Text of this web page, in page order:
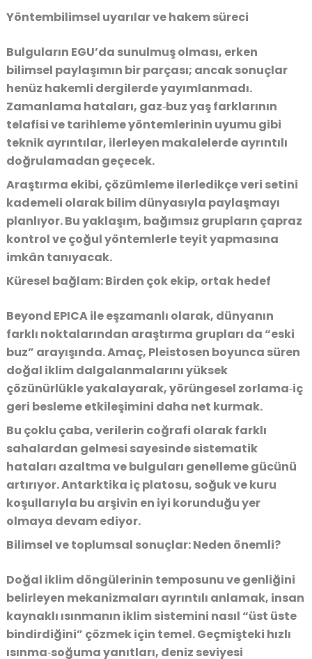
Yöntembilimsel uyarılar ve hakem süreci
Bulguların EGU’da sunulmuş olması, erken
bilimsel paylaşımın bir parçası; ancak sonuçlar
henüz hakemli dergilerde yayımlanmadı.
Zamanlama hataları, gaz‑buz yaş farklarının
telafisi ve tarihleme yöntemlerinin uyumu gibi
teknik ayrıntılar, ilerleyen makalelerde ayrıntılı
doğrulamadan geçecek.
Araştırma ekibi, çözümleme ilerledikçe veri setini
kademeli olarak bilim dünyasıyla paylaşmayı
planlıyor. Bu yaklaşım, bağımsız grupların çapraz
kontrol ve çoğul yöntemlerle teyit yapmasına
imkân tanıyacak.
Küresel bağlam: Birden çok ekip, ortak hedef
Beyond EPICA ile eşzamanlı olarak, dünyanın
farklı noktalarından araştırma grupları da “eski
buz” arayışında. Amaç, Pleistosen boyunca süren
doğal iklim dalgalanmalarını yüksek
çözünürlükle yakalayarak, yörüngesel zorlama‑iç
geri besleme etkileşimini daha net kurmak.
Bu çoklu çaba, verilerin coğrafi olarak farklı
sahalardan gelmesi sayesinde sistematik
hataları azaltma ve bulguları genelleme gücünü
artırıyor. Antarktika iç platosu, soğuk ve kuru
koşullarıyla bu arşivin en iyi korunduğu yer
olmaya devam ediyor.
Bilimsel ve toplumsal sonuçlar: Neden önemli?
Doğal iklim döngülerinin temposunu ve genliğini
belirleyen mekanizmaları ayrıntılı anlamak, insan
kaynaklı ısınmanın iklim sistemini nasıl “üst üste
bindirdiğini” çözmek için temel. Geçmişteki hızlı
ısınma‑soğuma yanıtları, deniz seviyesi